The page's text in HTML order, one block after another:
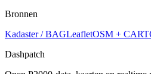
Bronnen
Kadaster / BAGLeafletOSM +
Dashpatch